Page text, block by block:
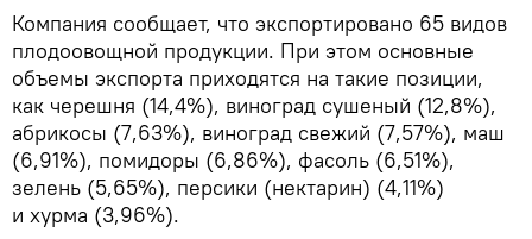
Компания сообщает, что экспортировано 65 видов
плодоовощной продукции. При этом основные
объемы экспорта приходятся на такие позиции,
как черешня (14,4%), виноград сушеный (12,8%),
абрикосы (7,63%), виноград свежий (7,57%), маш
(6,91%), помидоры (6,86%), фасоль (6,51%),
зелень (5,65%), персики (нектарин) (4,11%)
и хурма (3,96%).